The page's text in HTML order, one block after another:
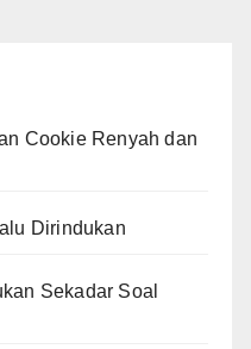
Cookie Renyah dan
Dirindukan
Sekadar Soal